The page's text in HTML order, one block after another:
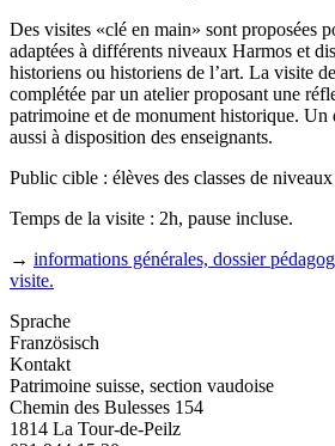
Des visites «clé en main» sont proposées
adaptées à différents niveaux Harmos et
historiens ou historiens de l’art. La visite
complétée par un atelier proposant une
patrimoine et de monument historique. Un
aussi à disposition des enseignants.
Public cible : élèves des classes de
Temps de la visite : 2h, pause incluse.
→ informations générales, dossier
visite.
Sprache
Französisch
Kontakt
Patrimoine suisse, section vaudoise
Chemin des Bulesses 154
1814 La Tour-de-Peilz